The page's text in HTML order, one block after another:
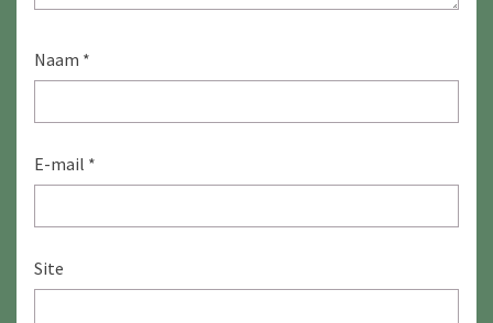
Naam *
E-mail *
Site